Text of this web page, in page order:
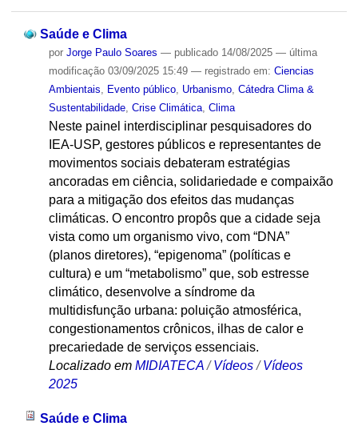
Saúde e Clima
por Jorge Paulo Soares — publicado14/08/2025 — última
modificação03/09/2025 15:49 — registrado em: Ciencias
Ambientais
Evento público, Urbanismo, Cátedra Clima &
Sustentabilidade, Crise Climática, Clima
Neste painel interdisciplinar pesquisadores do
IEA‑USP, gestores públicos e representantes de
movimentos sociais debateram estratégias
ancoradas em ciência, solidariedade e compaixão
para a mitigação dos efeitos das mudanças
climáticas. O encontro propôs que a cidade seja
vista como um organismo vivo, com “DNA”
(planos diretores), “epigenoma” (políticas e
cultura) e um “metabolismo” que, sob estresse
climático, desenvolve a síndrome da
multidisfunção urbana: poluição atmosférica,
congestionamentos crônicos, ilhas de calor e
precariedade de serviços essenciais.
Localizado em MIDIATECA /Vídeos /Vídeos
2025
Saúde e Clima